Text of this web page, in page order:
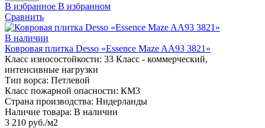
В избранное В избранном
Сравнить
В наличии
Ковровая плитка Desso «Essence Maze AA93 3821»
Класс износостойкости: 33 Класс - коммерческий,
интенсивные нагрузки
Тип ворса: Петлевой
Класс пожарной опасности: КМ3
Страна производства: Нидерланды
Наличие товара: В наличии
3 210 руб./м2